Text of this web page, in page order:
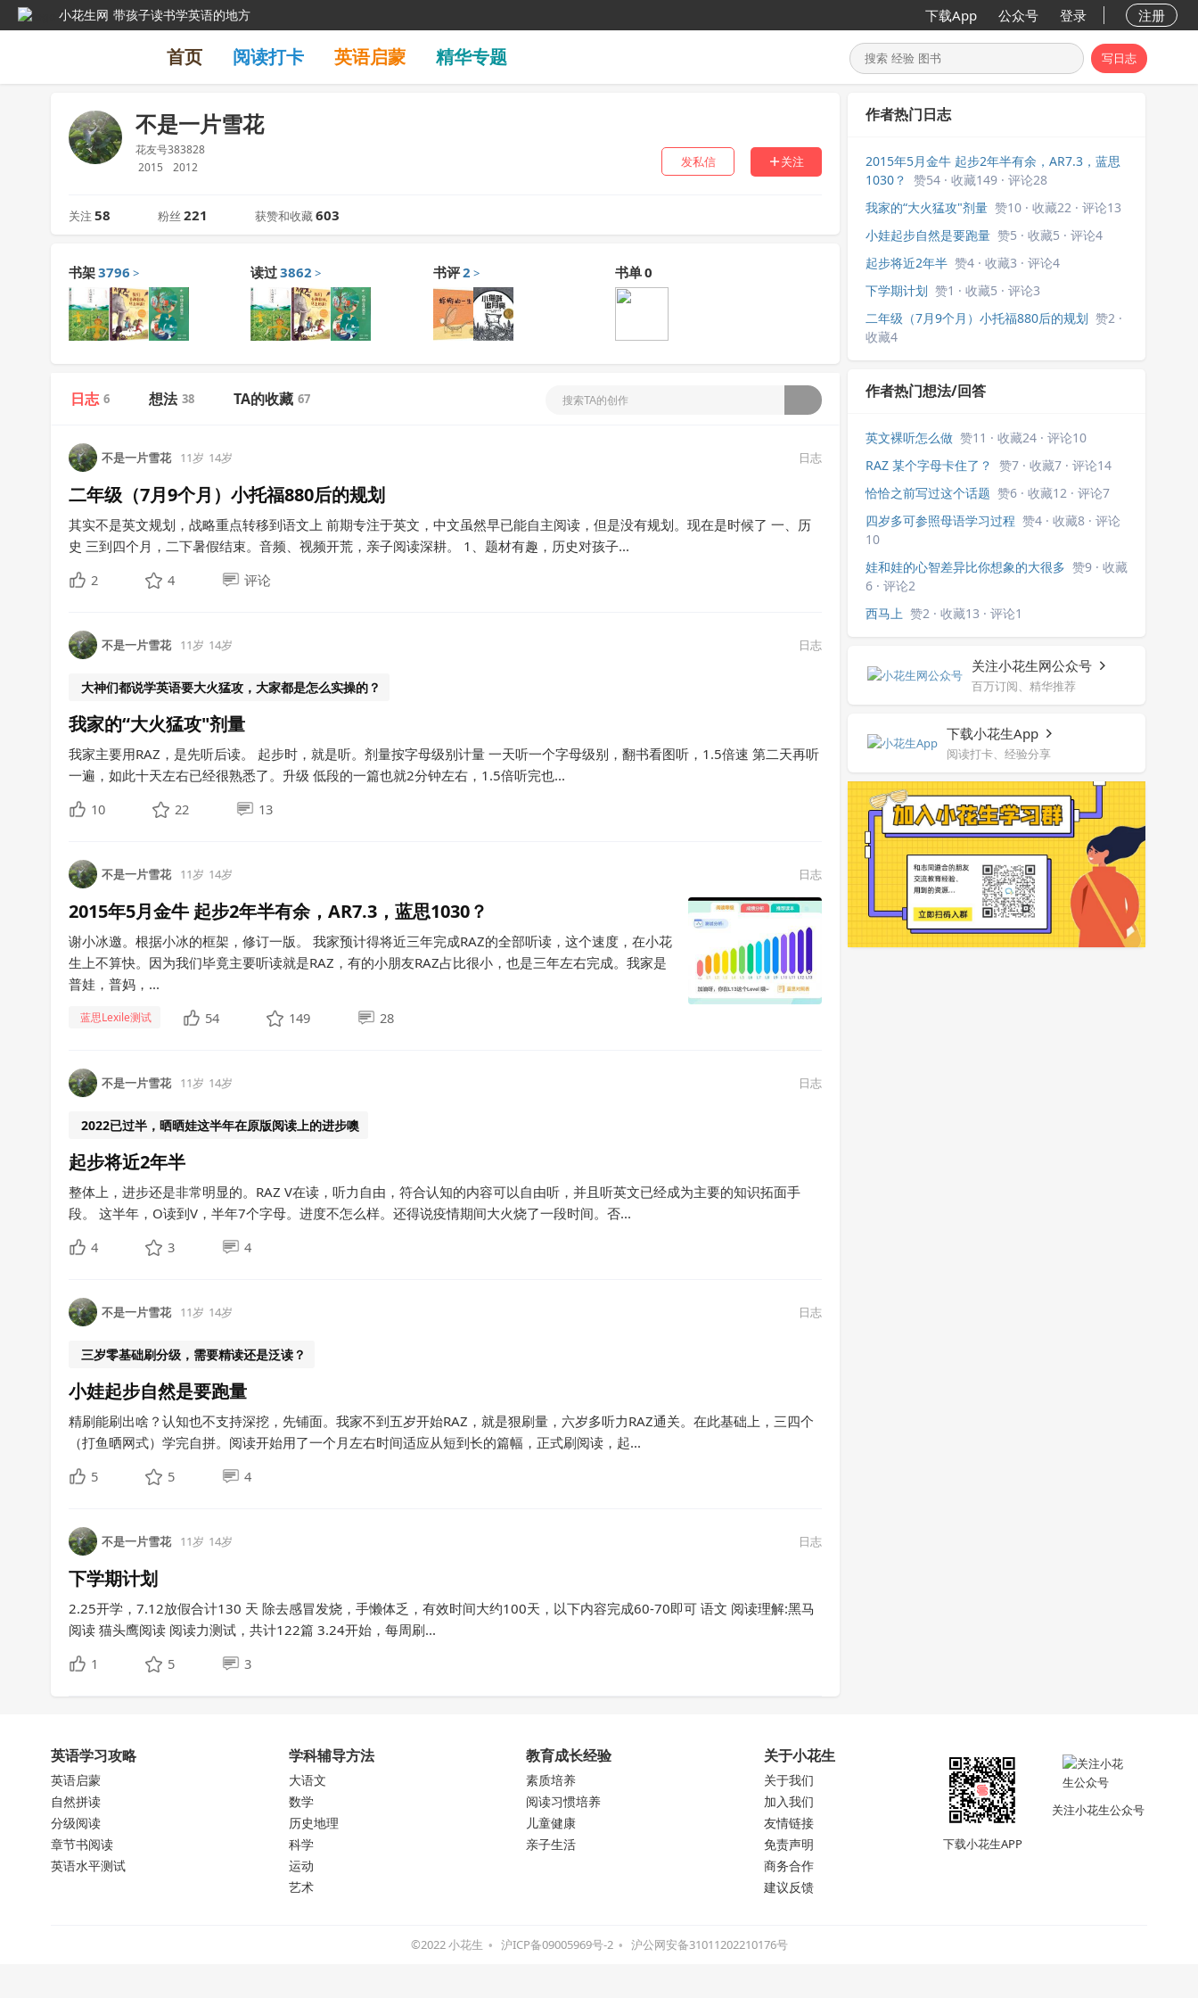
小花生网 带孩子读书学英语的地方 下载App 公众号 登录 注册
首页 阅读打卡 英语启蒙 精华专题 写日志
不是一片雪花
花友号383828
2015
2012 发私信 关注
关注 58 粉丝 221 获赞和收藏603
书架3796 > 读过3862 > 书评2 > 书单0
日志 6 想法 38 TA的收藏 67
不是一片雪花 11岁 14岁 日志
二年级（7月9个月）小托福880后的规划
其实不是英文规划，战略重点转移到语文上 前期专注于英文，中文虽然早已能自主阅读，但是没有规划。现在是时候了 一、历
史 三到四个月，二下暑假结束。音频、视频开荒，亲子阅读深耕。 1、题材有趣，历史对孩子...
2
4 评论
不是一片雪花 11岁 14岁 日志
大神们都说学英语要大火猛攻，大家都是怎么实操的？
我家的“大火猛攻"剂量
我家主要用RAZ，是先听后读。 起步时，就是听。剂量按字母级别计量 一天听一个字母级别，翻书看图听，1.5倍速 第二天再听
一遍，如此十天左右已经很熟悉了。升级 低段的一篇也就2分钟左右，1.5倍听完也...
10
22 13
不是一片雪花 11岁 14岁 日志
2015年5月金牛 起步2年半有余，AR7.3，蓝思1030？
谢小冰邀。根据小冰的框架，修订一版。 我家预计得将近三年完成RAZ的全部听读，这个速度，在小花
生上不算快。因为我们毕竟主要听读就是RAZ，有的小朋友RAZ占比很小，也是三年左右完成。我家是
普娃，普妈，...
蓝思Lexile测试 54 149 28
不是一片雪花 11岁 14岁 日志
2022已过半，晒晒娃这半年在原版阅读上的进步噢
起步将近2年半
整体上，进步还是非常明显的。RAZ V在读，听力自由，符合认知的内容可以自由听，并且听英文已经成为主要的知识拓面手
段。 这半年，O读到V，半年7个字母。进度不怎么样。还得说疫情期间大火烧了一段时间。否...
4
3 4
不是一片雪花 11岁 14岁 日志
三岁零基础刷分级，需要精读还是泛读？
小娃起步自然是要跑量
精刷能刷出啥？认知也不支持深挖，先铺面。我家不到五岁开始RAZ，就是狠刷量，六岁多听力RAZ通关。在此基础上，三四个
（打鱼晒网式）学完自拼。阅读开始用了一个月左右时间适应从短到长的篇幅，正式刷阅读，起...
5
5 4
不是一片雪花 11岁 14岁 日志
下学期计划
2.25开学，7.12放假合计130 天 除去感冒发烧，手懒体乏，有效时间大约100天，以下内容完成60-70即可 语文 阅读理解:黑马
阅读 猫头鹰阅读 阅读力测试，共计122篇 3.24开始，每周刷...
1
5 3
作者热门日志
2015年5月金牛 起步2年半有余，AR7.3，蓝思
1030？ 赞54 · 收藏149 · 评论28
我家的“大火猛攻"剂量 赞10 · 收藏22 · 评论13
小娃起步自然是要跑量 赞5 · 收藏5 · 评论4
起步将近2年半 赞4 · 收藏3 · 评论4
下学期计划 赞1 · 收藏5 · 评论3
二年级（7月9个月）小托福880后的规划 赞2 ·
收藏4
作者热门想法/回答
英文裸听怎么做 赞11 · 收藏24 · 评论10
RAZ 某个字母卡住了？ 赞7 · 收藏7 · 评论14
恰恰之前写过这个话题 赞6 · 收藏12 · 评论7
四岁多可参照母语学习过程 赞4 · 收藏8 · 评论
10
娃和娃的心智差异比你想象的大很多 赞9 · 收藏
6 · 评论2
西马上 赞2 · 收藏13 · 评论1
关注小花生网公众号
百万订阅、精华推荐
下载小花生App
阅读打卡、经验分享
英语学习攻略
英语启蒙
自然拼读
分级阅读
章节书阅读
英语水平测试
学科辅导方法
大语文
数学
历史地理
科学
运动
艺术
教育成长经验
素质培养
阅读习惯培养
儿童健康
亲子生活
关于小花生
关于我们
加入我们
友情链接
免责声明
商务合作
建议反馈
下载小花生APP
关注小花生公众号
©2022 小花生 沪ICP备09005969号-2 沪公网安备31011202210176号